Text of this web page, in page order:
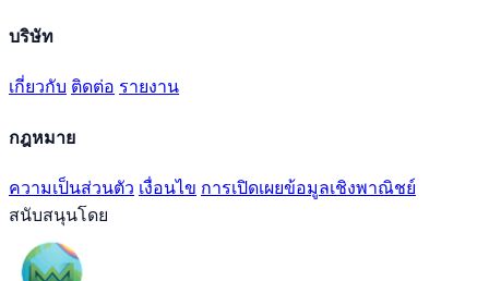
บริษัท
เกี่ยวกับ ติดต่อ รายงาน
กฎหมาย
ความเป็นส่วนตัว เงื่อนไข การเปิดเผยข้อมูลเชิงพาณิชย์
สนับสนุนโดย